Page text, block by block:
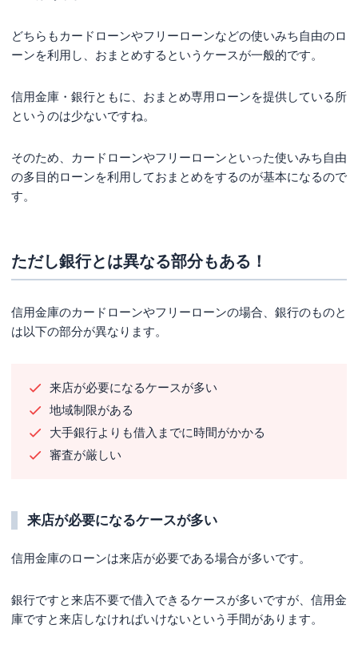
どちらもカードローンやフリーローンなどの使いみち自由のロ
ーンを利用し、おまとめするというケースが一般的です。
信用金庫・銀行ともに、おまとめ専用ローンを提供している所
というのは少ないですね。
そのため、カードローンやフリーローンといった使いみち自由
の多目的ローンを利用しておまとめをするのが基本になるので
す。
ただし銀行とは異なる部分もある！
信用金庫のカードローンやフリーローンの場合、銀行のものと
は以下の部分が異なります。
来店が必要になるケースが多い
地域制限がある
大手銀行よりも借入までに時間がかかる
審査が厳しい
来店が必要になるケースが多い
信用金庫のローンは来店が必要である場合が多いです。
銀行ですと来店不要で借入できるケースが多いですが、信用金
庫ですと来店しなければいけないという手間があります。